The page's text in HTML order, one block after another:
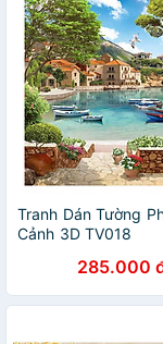
Tranh Dán Tường
Cảnh 3D TV018
285.000